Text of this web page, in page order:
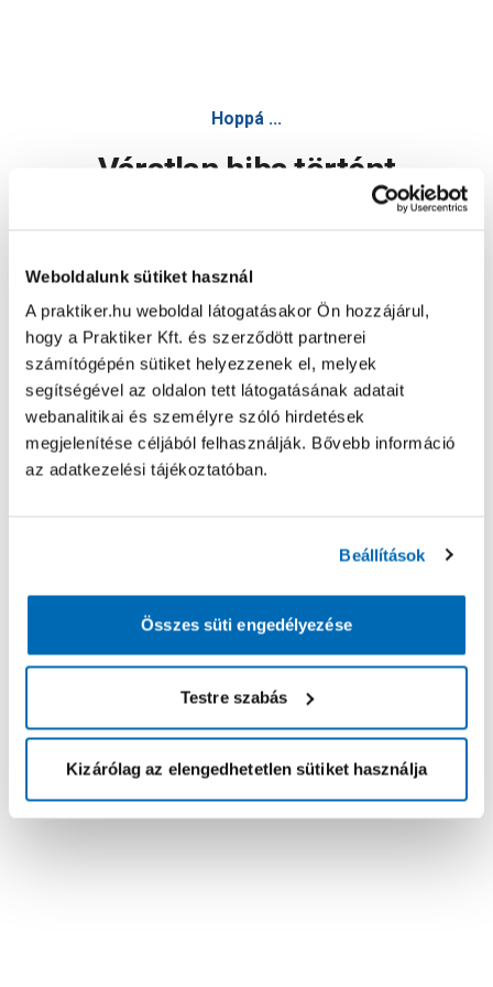
Weboldalunk sütiket használ
A praktiker.hu weboldal látogatásakor Ön hozzájárul,
hogy a Praktiker Kft. és szerződött partnerei
számítógépén sütiket helyezzenek el, melyek
segítségével az oldalon tett látogatásának adatait
webanalitikai és személyre szóló hirdetések
megjelenítése céljából felhasználják. Bővebb információ
az adatkezelési tájékoztatóban.
Beállítások
Összes süti engedélyezése
Testre szabás
Kizárólag az elengedhetetlen sütiket használja
Hoppá ...
Váratlan hiba történt
Oldal újratöltése